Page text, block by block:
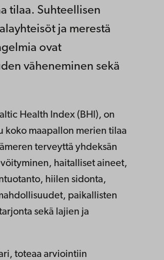
tilaa. Suhteellisen
ja merestä
ovat
väheneminen sekä
Health Index (BHI), on
koko maapallon merien tilaa
terveyttä yhdeksän
haitalliset aineet,
hiilen sidonta,
paikallisten
sekä lajien ja
toteaa arviointiin